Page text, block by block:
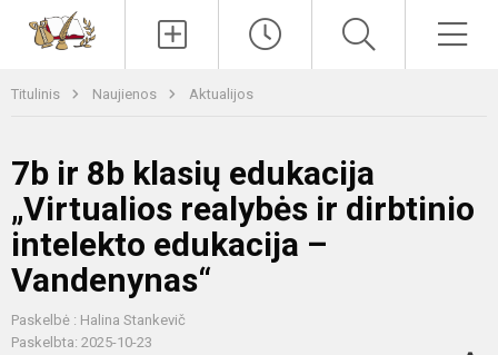
Titulinis Naujienos Aktualijos
7b ir 8b klasių edukacija
„Virtualios realybės ir dirbtinio
intelekto edukacija –
Vandenynas“
Paskelbė : Halina Stankevič
Paskelbta: 2025-10-23